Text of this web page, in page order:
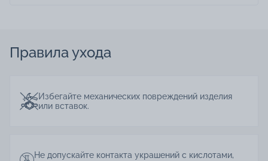
Правила ухода
Избегайте механических повреждений изделия
или вставок.
Не допускайте контакта украшений с кислотами,